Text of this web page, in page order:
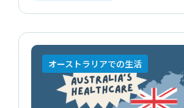
オーストラリアでの生活